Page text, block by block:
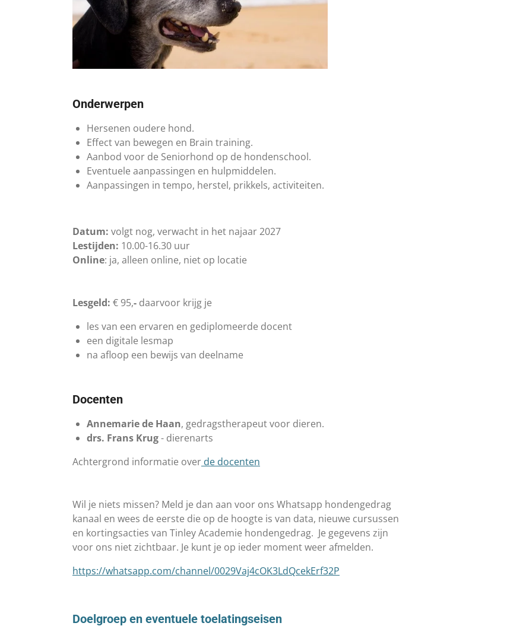
Onderwerpen
​Hersenen oudere hond.
Effect van bewegen en Brain training.
Aanbod voor de Seniorhond op de hondenschool.
Eventuele aanpassingen en hulpmiddelen.
Aanpassingen in tempo, herstel, prikkels, activiteiten.
Datum: volgt nog, verwacht in het najaar 2027
Lestijden: 10.00-16.30 uur
Online: ja, alleen online, niet op locatie
Lesgeld: € 95,- daarvoor krijg je
les van een ervaren en gediplomeerde docent
een digitale lesmap
na afloop een bewijs van deelname
Docenten
Annemarie de Haan, gedragstherapeut voor dieren.
drs. Frans Krug- dierenarts
Achtergrond informatie over de docenten
Wil je niets missen? Meld je dan aan voor ons Whatsapp hondengedrag
kanaal en wees de eerste die op de hoogte is van data, nieuwe cursussen
en kortingsacties van Tinley Academie hondengedrag. Je gegevens zijn
voor ons niet zichtbaar. Je kunt je op ieder moment weer afmelden.
https://whatsapp.com/channel/0029Vaj4cOK3LdQcekErf32P
Doelgroep en eventuele toelatingseisen